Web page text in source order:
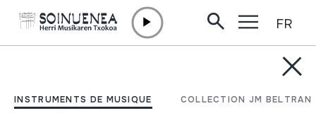
INSTRUMENTS DE MUSIQUE COLLECTION JM BELTRAN
FR
MUSIKA KUTXA; CAJA